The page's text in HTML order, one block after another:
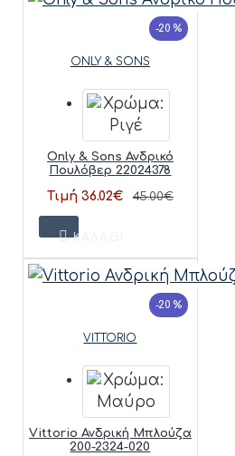
-20 %
ONLY & SONS
Only & Sons Ανδρικό
Πουλόβερ 22024378
Τιμή 36.02€ 45.00€
ΚΑΛΆΘΙ
-20 %
VITTORIO
Vittorio Ανδρική Μπλούζα
200-2324-020